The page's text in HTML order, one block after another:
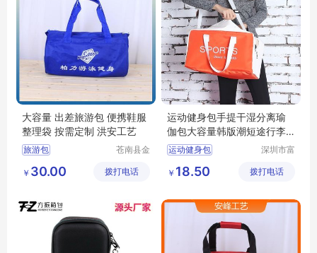
大容量 出差旅游包 便携鞋服
整理袋 按需定制 洪安工艺
旅游包
旅游收纳包
休闲旅游包
苍南县金
工艺品厂
￥ 30.00 拨打电话
运动健身包手提干湿分离瑜
伽包大容量韩版潮短途行李
袋旅行包批发
运动健身包
深圳市富
限公司
￥ 18.50 拨打电话